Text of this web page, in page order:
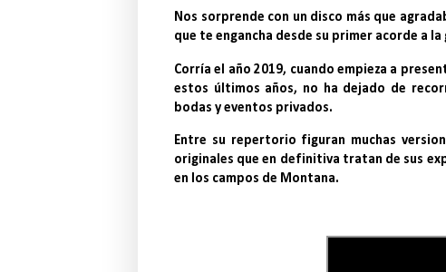
Nos sorprende con un disco más que
que te engancha desde su primer acorde a
Corría el año 2019, cuando empieza a
estos últimos años, no ha dejado de
bodas y eventos privados.
Entre su repertorio figuran muchas
originales que en definitiva tratan de sus
en los campos de Montana.